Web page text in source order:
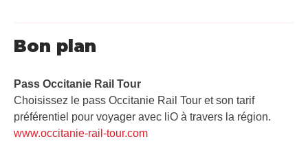
Bon plan
Pass Occitanie Rail Tour​
Choisissez le pass Occitanie Rail Tour et son tarif
préférentiel pour voyager avec liO à travers la région.
www.occitanie-rail-tour.com